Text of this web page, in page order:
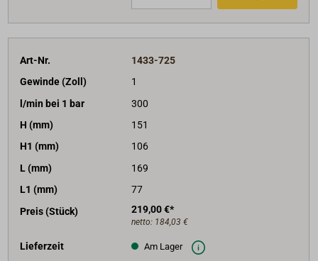
Art-Nr.
1433-725
Gewinde (Zoll)
1
l/min bei 1 bar
300
H (mm)
151
H1 (mm)
106
L (mm)
169
L1 (mm)
77
Preis (Stück)
219,00 €*
netto: 184,03 €
Lieferzeit Am Lager